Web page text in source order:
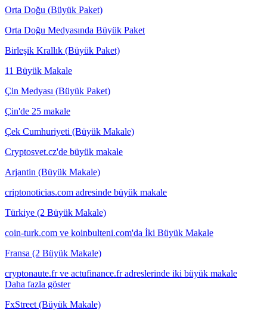
Orta Doğu (Büyük Paket)
Orta Doğu Medyasında Büyük Paket
Birleşik Krallık (Büyük Paket)
11 Büyük Makale
Çin Medyası (Büyük Paket)
Çin'de 25 makale
Çek Cumhuriyeti (Büyük Makale)
Cryptosvet.cz'de büyük makale
Arjantin (Büyük Makale)
criptonoticias.com adresinde büyük makale
Türkiye (2 Büyük Makale)
coin-turk.com ve koinbulteni.com'da İki Büyük Makale
Fransa (2 Büyük Makale)
cryptonaute.fr ve actufinance.fr adreslerinde iki büyük makale
Daha fazla göster
FxStreet (Büyük Makale)